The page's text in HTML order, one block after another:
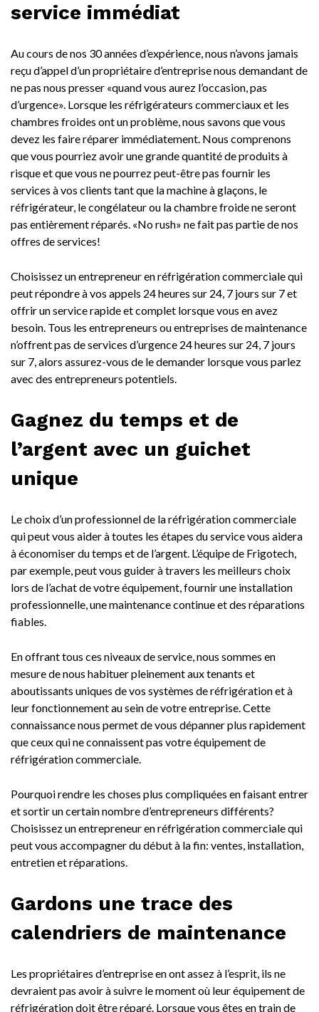
service immédiat
Au cours de nos 30 années d’expérience, nous n’avons jamais
reçu d’appel d’un propriétaire d’entreprise nous demandant de
ne pas nous presser «quand vous aurez l’occasion, pas
d’urgence». Lorsque les réfrigérateurs commerciaux et les
chambres froides ont un problème, nous savons que vous
devez les faire réparer immédiatement. Nous comprenons
que vous pourriez avoir une grande quantité de produits à
risque et que vous ne pourrez peut-être pas fournir les
services à vos clients tant que la machine à glaçons, le
réfrigérateur, le congélateur ou la chambre froide ne seront
pas entièrement réparés. «No rush» ne fait pas partie de nos
offres de services!
Choisissez un entrepreneur en réfrigération commerciale qui
peut répondre à vos appels 24 heures sur 24, 7 jours sur 7 et
offrir un service rapide et complet lorsque vous en avez
besoin. Tous les entrepreneurs ou entreprises de maintenance
n’offrent pas de services d’urgence 24 heures sur 24, 7 jours
sur 7, alors assurez-vous de le demander lorsque vous parlez
avec des entrepreneurs potentiels.
Gagnez du temps et de
l’argent avec un guichet
unique
Le choix d’un professionnel de la réfrigération commerciale
qui peut vous aider à toutes les étapes du service vous aidera
à économiser du temps et de l’argent. L’équipe de Frigotech,
par exemple, peut vous guider à travers les meilleurs choix
lors de l’achat de votre équipement, fournir une installation
professionnelle, une maintenance continue et des réparations
fiables.
En offrant tous ces niveaux de service, nous sommes en
mesure de nous habituer pleinement aux tenants et
aboutissants uniques de vos systèmes de réfrigération et à
leur fonctionnement au sein de votre entreprise. Cette
connaissance nous permet de vous dépanner plus rapidement
que ceux qui ne connaissent pas votre équipement de
réfrigération commerciale.
Pourquoi rendre les choses plus compliquées en faisant entrer
et sortir un certain nombre d’entrepreneurs différents?
Choisissez un entrepreneur en réfrigération commerciale qui
peut vous accompagner du début à la fin: ventes, installation,
entretien et réparations.
Gardons une trace des
calendriers de maintenance
Les propriétaires d’entreprise en ont assez à l’esprit, ils ne
devraient pas avoir à suivre le moment où leur équipement de
réfrigération doit être réparé. Lorsque vous êtes en train de